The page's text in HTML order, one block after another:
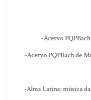
-Acervo
-Acervo PQPBach de
-Alma Latina: música